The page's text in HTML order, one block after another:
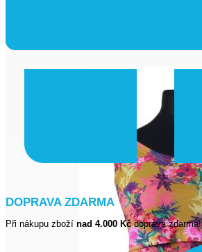
DOPRAVA ZDARMA
Při nákupu zboží nad 4.000 Kčdoprava zdarma!